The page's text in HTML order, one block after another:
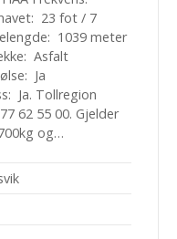
23 fot / 7
1039 meter
Asfalt
Ja
Ja. Tollregion
62 55 00. Gjelder
og…